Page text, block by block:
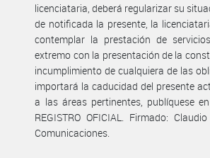
licenciataria, deberá regularizar su
de notificada la presente, la
contemplar la prestación de
extremo con la presentación de la
incumplimiento de cualquiera de las
importará la caducidad del presente
a las áreas pertinentes, publíquese
REGISTRO OFICIAL. Firmado:
Comunicaciones.